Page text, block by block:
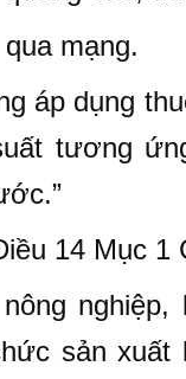
mạng.
áp dụng
tương
14 Mục
nghiệp,
sản xuất